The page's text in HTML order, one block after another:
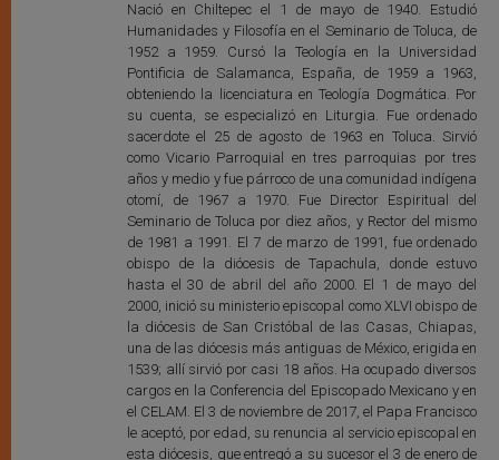
Nació en Chiltepec el 1 de mayo de 1940. Estudió
Humanidades y Filosofía en el Seminario de Toluca, de
1952 a 1959. Cursó la Teología en la Universidad
Pontificia de Salamanca, España, de 1959 a 1963,
obteniendo la licenciatura en Teología Dogmática. Por
su cuenta, se especializó en Liturgia. Fue ordenado
sacerdote el 25 de agosto de 1963 en Toluca. Sirvió
como Vicario Parroquial en tres parroquias por tres
años y medio y fue párroco de una comunidad indígena
otomí, de 1967 a 1970. Fue Director Espiritual del
Seminario de Toluca por diez años, y Rector del mismo
de 1981 a 1991. El 7 de marzo de 1991, fue ordenado
obispo de la diócesis de Tapachula, donde estuvo
hasta el 30 de abril del año 2000. El 1 de mayo del
2000, inició su ministerio episcopal como XLVI obispo de
la diócesis de San Cristóbal de las Casas, Chiapas,
una de las diócesis más antiguas de México, erigida en
1539; allí sirvió por casi 18 años. Ha ocupado diversos
cargos en la Conferencia del Episcopado Mexicano y en
el CELAM. El 3 de noviembre de 2017, el Papa Francisco
le aceptó, por edad, su renuncia al servicio episcopal en
esta diócesis, que entregó a su sucesor el 3 de enero de